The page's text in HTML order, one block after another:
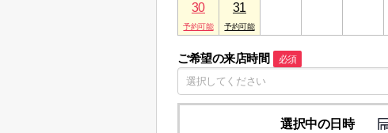
30 31
ご希望の来店時間 必須
選択中の日時